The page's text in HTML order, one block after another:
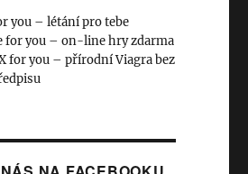
you – létání pro tebe
for you – on-line hry zdarma
for you – přírodní Viagra bez